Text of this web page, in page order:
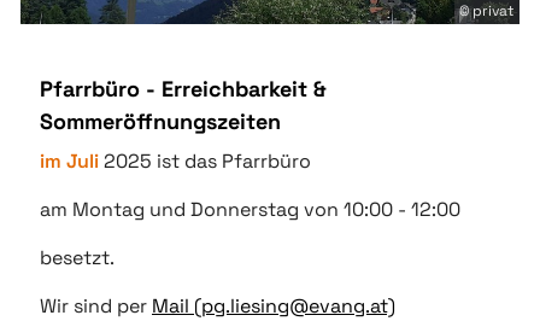
© privat
Pfarrbüro - Erreichbarkeit &
Sommeröffnungszeiten
im Juli2025 ist das Pfarrbüro
am Montag und Donnerstag von 10:00 - 12:00
besetzt.
Wir sind per Mail (pg.liesing@evang.at)